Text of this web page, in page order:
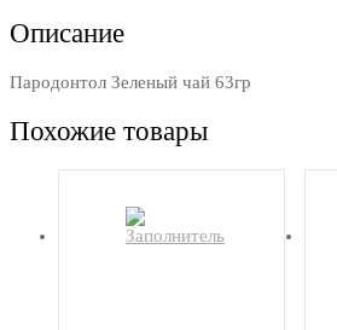
Описание
Пародонтол Зеленый чай 63гр
Похожие товары